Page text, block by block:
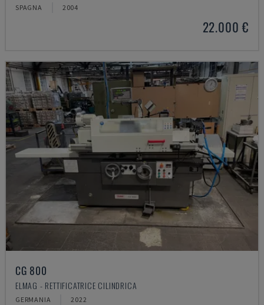
SPAGNA 2004
22.000 €
CG 800
ELMAG - RETTIFICATRICE CILINDRICA
GERMANIA 2022